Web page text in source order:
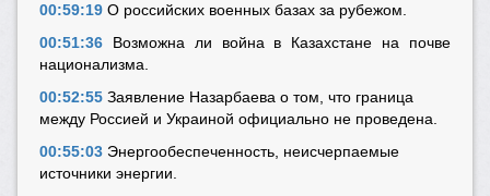
00:59:19 О российских военных базах за рубежом.
00:51:36 Возможна ли война в Казахстане на почве
национализма.
00:52:55 Заявление Назарбаева о том, что граница
между Россией и Украиной официально не проведена.
00:55:03 Энергообеспеченность, неисчерпаемые
источники энергии.